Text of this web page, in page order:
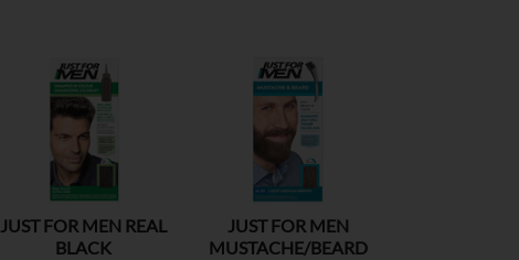
JUST FOR MEN REAL
BLACK
JUST FOR MEN
MUSTACHE/BEARD